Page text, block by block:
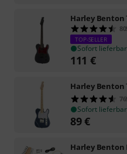
Harley Benton
TOP-SELLER
Sofort lieferbar
111 €
Harley Benton
Sofort lieferbar
89€
Harley Benton